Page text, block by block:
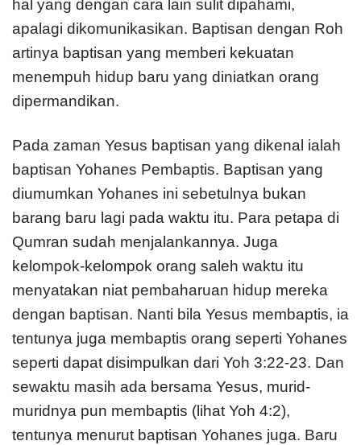
hal yang dengan cara lain sulit dipahami,
apalagi dikomunikasikan. Baptisan dengan Roh
artinya baptisan yang memberi kekuatan
menempuh hidup baru yang diniatkan orang
dipermandikan.
Pada zaman Yesus baptisan yang dikenal ialah
baptisan Yohanes Pembaptis. Baptisan yang
diumumkan Yohanes ini sebetulnya bukan
barang baru lagi pada waktu itu. Para petapa di
Qumran sudah menjalankannya. Juga
kelompok-kelompok orang saleh waktu itu
menyatakan niat pembaharuan hidup mereka
dengan baptisan. Nanti bila Yesus membaptis, ia
tentunya juga membaptis orang seperti Yohanes
seperti dapat disimpulkan dari Yoh 3:22-23. Dan
sewaktu masih ada bersama Yesus, murid-
muridnya pun membaptis (lihat Yoh 4:2),
tentunya menurut baptisan Yohanes juga. Baru